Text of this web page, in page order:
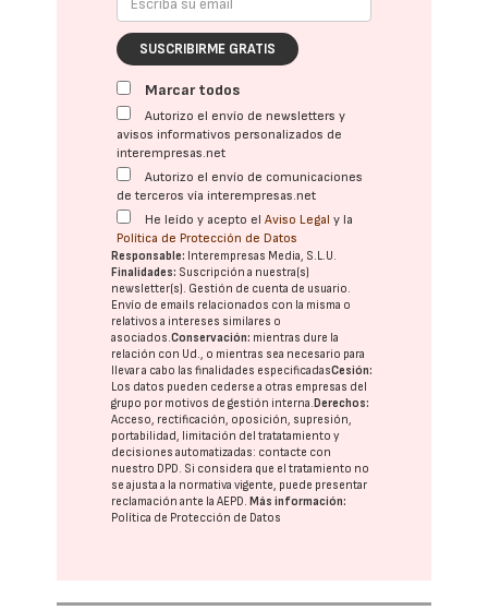
SUSCRIBIRME GRATIS
Marcar todos
Autorizo el envío de newsletters y
avisos informativos personalizados de
interempresas.net
Autorizo el envío de comunicaciones
de terceros vía interempresas.net
He leído y acepto elAviso Legal y la
Política de Protección de Datos
Responsable: Interempresas Media, S.L.U.
Finalidades: Suscripción a nuestra(s)
newsletter(s). Gestión de cuenta de usuario.
Envío de emails relacionados con la misma o
relativos a intereses similares o
asociados.Conservación: mientras dure la
relación con Ud., o mientras sea necesario para
llevar a cabo las finalidades especificadasCesión:
Los datos pueden cederse a otras empresas del
grupo por motivos de gestión interna. Derechos:
Acceso, rectificación, oposición, supresión,
portabilidad, limitación del tratatamiento y
decisiones automatizadas: contacte con
nuestro DPD. Si considera que el tratamiento no
se ajusta a la normativa vigente, puede presentar
reclamación ante laAEPD. Más información:
Política de Protección de Datos